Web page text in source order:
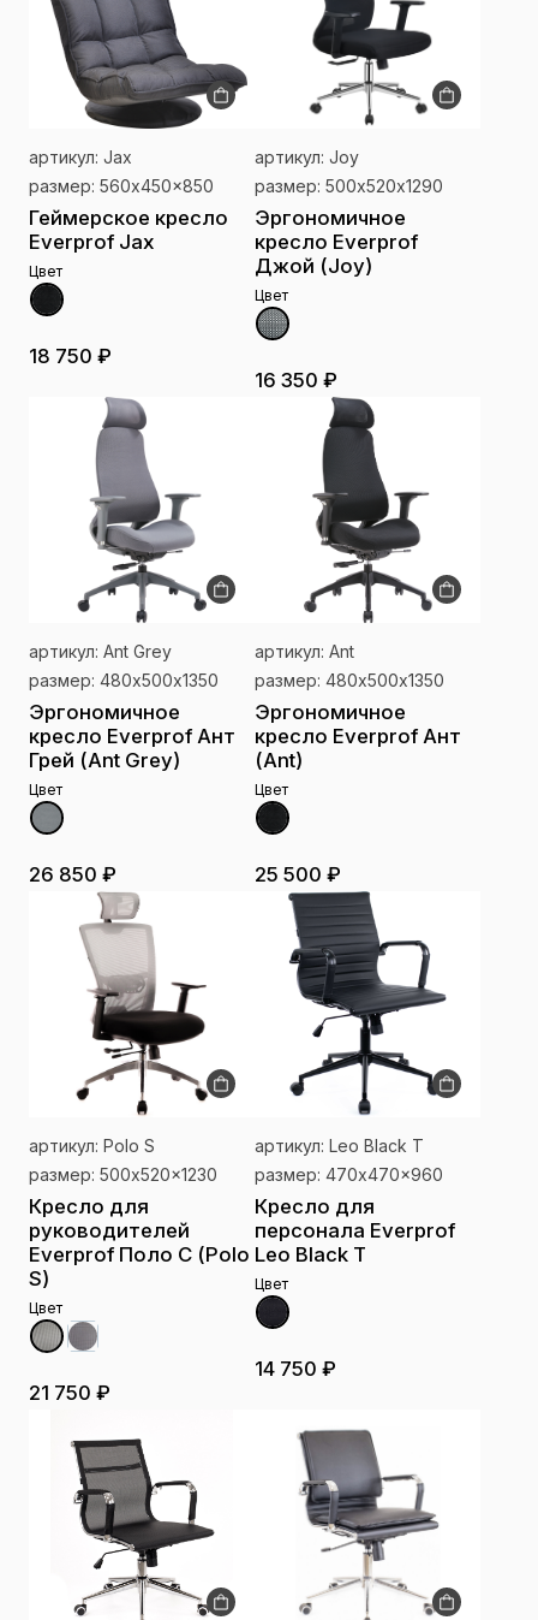
артикул: Jax
размер: 560x450x850
Геймерское кресло
Everprof Jax
Цвет
18 750 ₽
артикул: Joy
размер: 500х520х1290
Эргономичное
кресло Everprof
Джой (Joy)
Цвет
16 350 ₽
артикул: Ant Grey
размер: 480х500х1350
Эргономичное
кресло Everprof Ант
Грей (Ant Grey)
Цвет
26 850 ₽
артикул: Ant
размер: 480х500х1350
Эргономичное
кресло Everprof Ант
(Ant)
Цвет
25 500 ₽
артикул: Polo S
размер: 500x520x1230
Кресло для
руководителей
Everprof Поло С (Polo
S)
Цвет
21 750 ₽
артикул: Leo Black T
размер: 470x470x960
Кресло для
персонала Everprof
Leo Black T
Цвет
14 750 ₽